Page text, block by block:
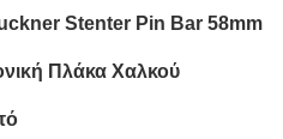
Stenter Pin Bar 58mm
Πλάκα Χαλκού